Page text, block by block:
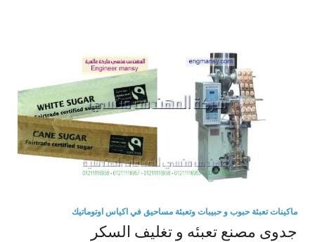
ماكينات تعبئة حبوب و حبيبات وتعبئة مساحيق في اكياس اوتوماتيك
جدوى مصنع تعبئه و تغليف السكر